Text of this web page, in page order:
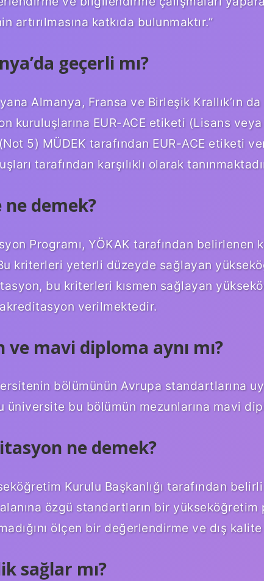
artırılmasına katkıda bulunmaktır.”
geçerli mı?
Almanya, Fransa ve Birleşik Krallık’ın
kuruluşlarına EUR-ACE etiketi (Lisans
5) MÜDEK tarafından EUR-ACE etiketi
tarafından karşılıklı olarak
ne demek?
Programı, YÖKAK tarafından belirlenen
kriterleri yeterli düzeyde sağlayan
bu kriterleri kısmen sağlayan
verilmektedir.
mavi diploma aynı mı?
bölümünün Avrupa standartlarına
üniversite bu bölümün mezunlarına mavi
ne demek?
Kurulu Başkanlığı tarafından
özgü standartların bir yükseköğretim
ölçen bir değerlendirme ve dış
sağlar mı?